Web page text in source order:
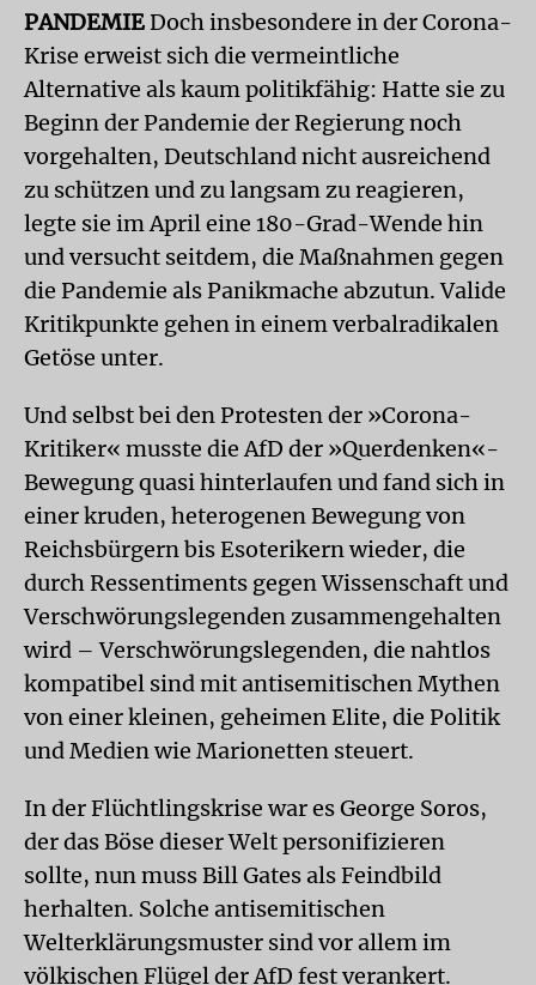
PANDEMIEDoch insbesondere in der Corona-
Krise erweist sich die vermeintliche
Alternative als kaum politikfähig: Hatte sie zu
Beginn der Pandemie der Regierung noch
vorgehalten, Deutschland nicht ausreichend
zu schützen und zu langsam zu reagieren,
legte sie im April eine 180-Grad-Wende hin
und versucht seitdem, die Maßnahmen gegen
die Pandemie als Panikmache abzutun. Valide
Kritikpunkte gehen in einem verbalradikalen
Getöse unter.
Und selbst bei den Protesten der »Corona-
Kritiker« musste die AfD der »Querdenken«-
Bewegung quasi hinterlaufen und fand sich in
einer kruden, heterogenen Bewegung von
Reichsbürgern bis Esoterikern wieder, die
durch Ressentiments gegen Wissenschaft und
Verschwörungslegenden zusammengehalten
wird – Verschwörungslegenden, die nahtlos
kompatibel sind mit antisemitischen Mythen
von einer kleinen, geheimen Elite, die Politik
und Medien wie Marionetten steuert.
In der Flüchtlingskrise war es George Soros,
der das Böse dieser Welt personifizieren
sollte, nun muss Bill Gates als Feindbild
herhalten. Solche antisemitischen
Welterklärungsmuster sind vor allem im
völkischen Flügel der AfD fest verankert.